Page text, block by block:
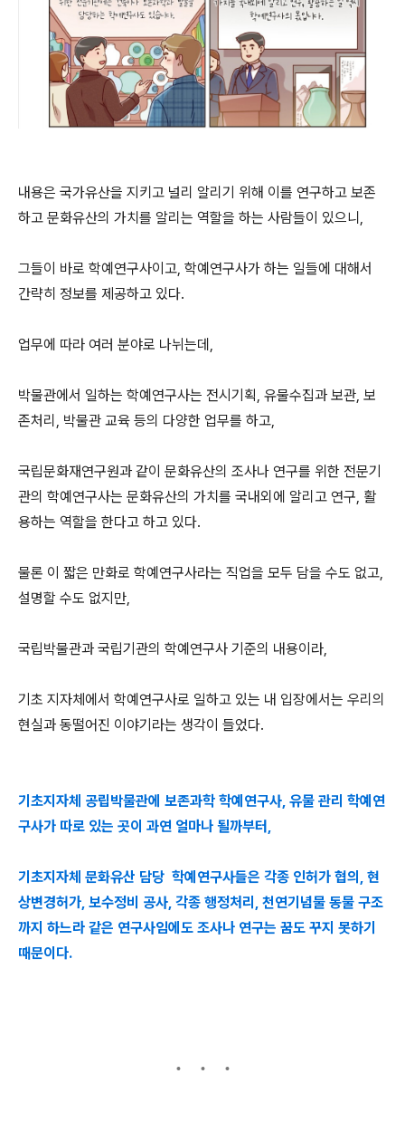
내용은 국가유산을 지키고 널리 알리기 위해 이를 연구하고 보존
하고 문화유산의 가치를 알리는 역할을 하는 사람들이 있으니,
그들이 바로 학예연구사이고, 학예연구사가 하는 일들에 대해서
간략히 정보를 제공하고 있다.
업무에 따라 여러 분야로 나뉘는데,
박물관에서 일하는 학예연구사는 전시기획, 유물수집과 보관, 보
존처리, 박물관 교육 등의 다양한 업무를 하고,
국립문화재연구원과 같이 문화유산의 조사나 연구를 위한 전문기
관의 학예연구사는 문화유산의 가치를 국내외에 알리고 연구, 활
용하는 역할을 한다고 하고 있다.
물론 이 짧은 만화로 학예연구사라는 직업을 모두 담을 수도 없고,
설명할 수도 없지만,
국립박물관과 국립기관의 학예연구사 기준의 내용이라,
기초 지자체에서 학예연구사로 일하고 있는 내 입장에서는 우리의
현실과 동떨어진 이야기라는 생각이 들었다.
기초지자체 공립박물관에 보존과학 학예연구사, 유물 관리 학예연
구사가 따로 있는 곳이 과연 얼마나 될까부터,
기초지자체 문화유산 담당 학예연구사들은 각종 인허가 협의, 현
상변경허가, 보수정비 공사, 각종 행정처리, 천연기념물 동물 구조
까지 하느라 같은 연구사임에도 조사나 연구는 꿈도 꾸지 못하기
때문이다.